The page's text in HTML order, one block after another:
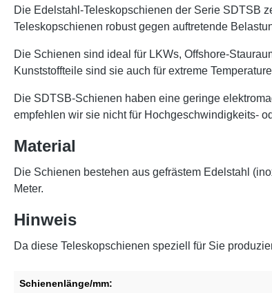
Die Edelstahl-Teleskopschienen der Serie SDTSB
Teleskopschienen robust gegen auftretende
Die Schienen sind ideal für LKWs, Offshore-
Kunststoffteile sind sie auch für extreme
Die SDTSB-Schienen haben eine geringe
empfehlen wir sie nicht für Hochgeschwindigkeits-
Material
Die Schienen bestehen aus gefrästem Edelstahl
Meter.
Hinweis
Da diese Teleskopschienen speziell für Sie
Schienenlänge/mm: